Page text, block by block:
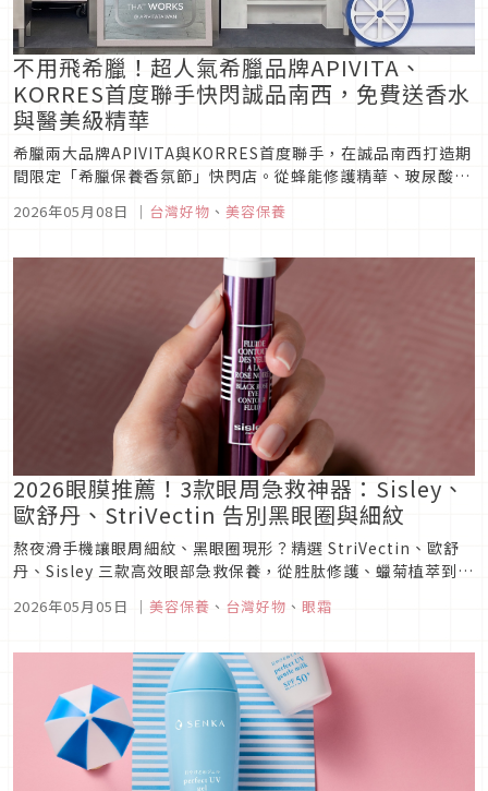
不用飛希臘！超人氣希臘品牌APIVITA、
KORRES首度聯手快閃誠品南西，免費送香水
與醫美級精華
希臘兩大品牌APIVITA與KORRES首度聯手，在誠品南西打造期
間限定「希臘保養香氛節」快閃店。從蜂能修護精華、玻尿酸保
人不用飛出國也能感受希臘式療癒生活。
2026年05月08日 ｜ 台灣好物 、 美容保養
2026眼膜推薦！3款眼周急救神器：Sisley、
歐舒丹、StriVectin 告別黑眼圈與細紋
熬夜滑手機讓眼周細紋、黑眼圈現形？精選 StriVectin、歐舒
丹、Sisley 三款高效眼部急救保養，從胜肽修護、蠟菊植萃到黑
黑眼圈分類，幫你精準擊退老化痕跡，找回明亮緊緻雙眼！
2026年05月05日 ｜ 美容保養 、 台灣好物 、 眼霜